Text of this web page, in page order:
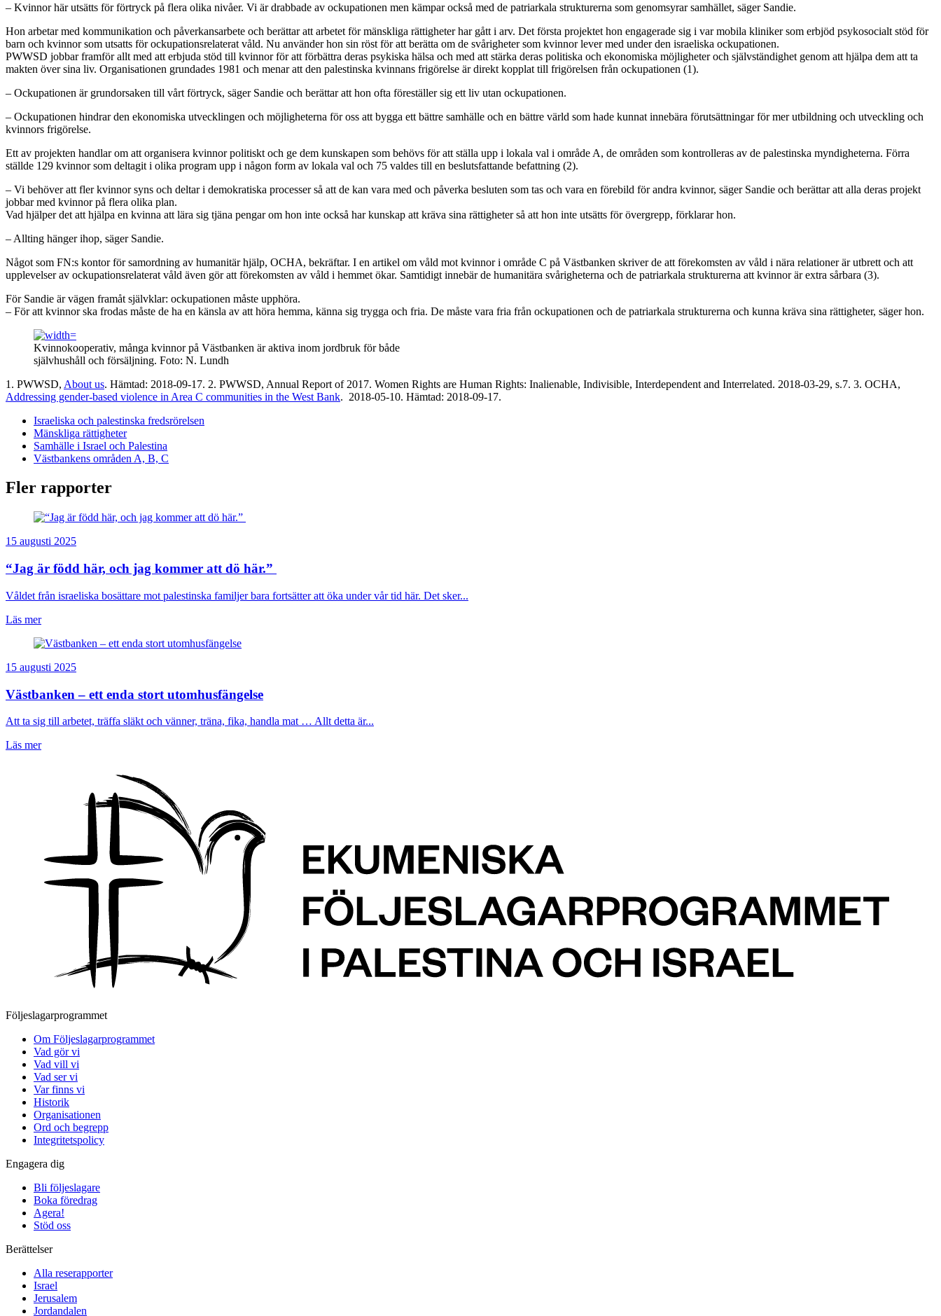
– Kvinnor här utsätts för förtryck på flera olika nivåer. Vi är drabbade av ockupationen men kämpar också med de patriarkala strukturerna som genomsyrar samhället, säger Sandie.
Hon arbetar med kommunikation och påverkansarbete och berättar att arbetet för mänskliga rättigheter har gått i arv. Det första projektet hon engagerade sig i var mobila kliniker som erbjöd psykosocialt stöd för
barn och kvinnor som utsatts för ockupationsrelaterat våld. Nu använder hon sin röst för att berätta om de svårigheter som kvinnor lever med under den israeliska ockupationen.
PWWSD jobbar framför allt med att erbjuda stöd till kvinnor för att förbättra deras psykiska hälsa och med att stärka deras politiska och ekonomiska möjligheter och självständighet genom att hjälpa dem att ta
makten över sina liv. Organisationen grundades 1981 och menar att den palestinska kvinnans frigörelse är direkt kopplat till frigörelsen från ockupationen (1).
– Ockupationen är grundorsaken till vårt förtryck, säger Sandie och berättar att hon ofta föreställer sig ett liv utan ockupationen.
– Ockupationen hindrar den ekonomiska utvecklingen och möjligheterna för oss att bygga ett bättre samhälle och en bättre värld som hade kunnat innebära förutsättningar för mer utbildning och utveckling och
kvinnors frigörelse.
Ett av projekten handlar om att organisera kvinnor politiskt och ge dem kunskapen som behövs för att ställa upp i lokala val i område A, de områden som kontrolleras av de palestinska myndigheterna. Förra
ställde 129 kvinnor som deltagit i olika program upp i någon form av lokala val och 75 valdes till en beslutsfattande befattning (2).
– Vi behöver att fler kvinnor syns och deltar i demokratiska processer så att de kan vara med och påverka besluten som tas och vara en förebild för andra kvinnor, säger Sandie och berättar att alla deras projekt
jobbar med kvinnor på flera olika plan.
Vad hjälper det att hjälpa en kvinna att lära sig tjäna pengar om hon inte också har kunskap att kräva sina rättigheter så att hon inte utsätts för övergrepp, förklarar hon.
– Allting hänger ihop, säger Sandie.
Något som FN:s kontor för samordning av humanitär hjälp, OCHA, bekräftar. I en artikel om våld mot kvinnor i område C på Västbanken skriver de att förekomsten av våld i nära relationer är utbrett och att
upplevelser av ockupationsrelaterat våld även gör att förekomsten av våld i hemmet ökar. Samtidigt innebär de humanitära svårigheterna och de patriarkala strukturerna att kvinnor är extra sårbara (3).
För Sandie är vägen framåt självklar: ockupationen måste upphöra.
– För att kvinnor ska frodas måste de ha en känsla av att höra hemma, känna sig trygga och fria. De måste vara fria från ockupationen och de patriarkala strukturerna och kunna kräva sina rättigheter, säger hon.
Kvinnokooperativ, många kvinnor på Västbanken är aktiva inom jordbruk för både
självhushåll och försäljning. Foto: N. Lundh
1. PWWSD, About us. Hämtad: 2018-09-17. 2. PWWSD, Annual Report of 2017. Women Rights are Human Rights: Inalienable, Indivisible, Interdependent and Interrelated. 2018-03-29, s.7. 3. OCHA,
Addressing gender-based violence in Area C communities in the West Bank. 2018-05-10. Hämtad: 2018-09-17.
Israeliska och palestinska fredsrörelsen
Mänskliga rättigheter
Samhälle i Israel och Palestina
Västbankens områden A, B, C
Fler rapporter
15 augusti 2025
“Jag är född här, och jag kommer att dö här.”
Våldet från israeliska bosättare mot palestinska familjer bara fortsätter att öka under vår tid här. Det sker...
Läs mer
15 augusti 2025
Västbanken – ett enda stort utomhusfängelse
Att ta sig till arbetet, träffa släkt och vänner, träna, fika, handla mat … Allt detta är...
Läs mer
Följeslagarprogrammet
Om Följeslagarprogrammet
Vad gör vi
Vad vill vi
Vad ser vi
Var finns vi
Historik
Organisationen
Ord och begrepp
Integritetspolicy
Engagera dig
Bli följeslagare
Boka föredrag
Agera!
Stöd oss
Berättelser
Alla reserapporter
Israel
Jerusalem
Jordandalen